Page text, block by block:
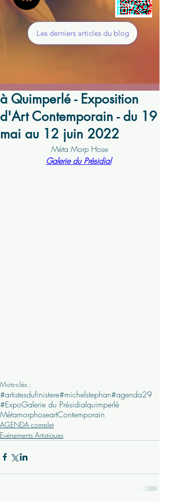
Les derniers articles du blog
à Quimperlé - Exposition
d'Art Contemporain - du 19
mai au 12 juin 2022
Méta Morp Hose
Galerie du Présidial
Mots-clés :
#artistesdufinistere#michelstephan#agenda29
#ExpoGalerie du Présidialquimperlé
MétamorphoseartContemporain
AGENDA complet
Evénements Artistiques